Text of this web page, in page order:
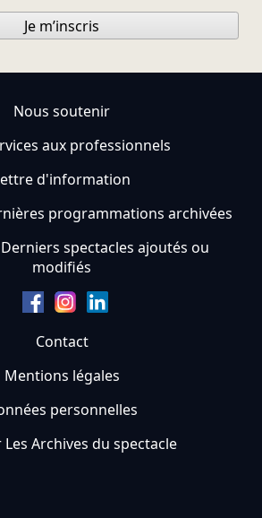
Je m’inscris
Nous soutenir
aux professionnels
d'information
programmations archivées
Derniers spectacles ajoutés ou
modifiés
Contact
Mentions légales
personnelles
Archives du spectacle